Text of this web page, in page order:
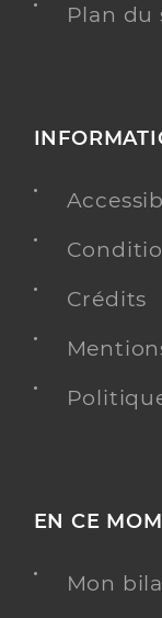
Plan du
Crédits
EN CE
Mon